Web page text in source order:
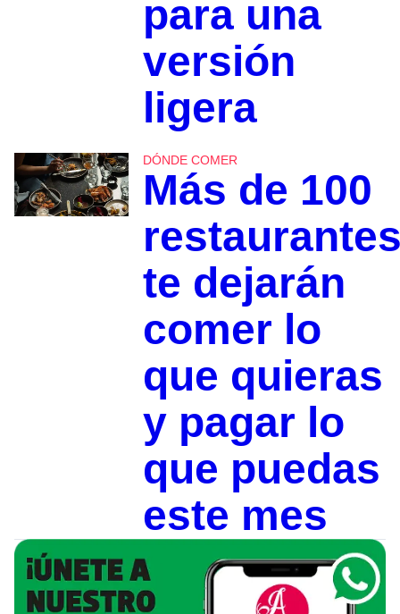
para una
versión
ligera
DÓNDE COMER
Más de 100
te dejarán
comer lo
que quieras
y pagar lo
que puedas
este mes